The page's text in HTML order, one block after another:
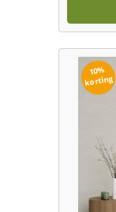
10%
korting